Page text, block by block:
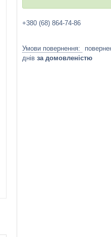
+380 (68) 864-74-86
днів за домовленістю